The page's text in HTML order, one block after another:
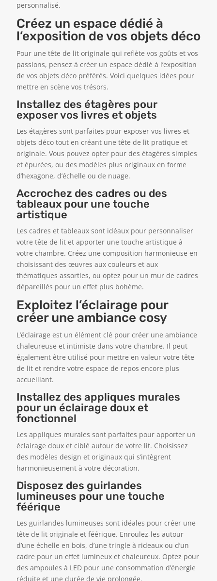
personnalisé.
Créez un espace dédié à
l’exposition de vos objets déco
Pour une tête de lit originale qui reflète vos goûts et vos
passions, pensez à créer un espace dédié à l’exposition
de vos objets déco préférés. Voici quelques idées pour
mettre en scène vos trésors.
Installez des étagères pour
exposer vos livres et objets
Les étagères sont parfaites pour exposer vos livres et
objets déco tout en créant une tête de lit pratique et
originale. Vous pouvez opter pour des étagères simples
et épurées, ou des modèles plus originaux en forme
d’hexagone, d’échelle ou de nuage.
Accrochez des cadres ou des
tableaux pour une touche
artistique
Les cadres et tableaux sont idéaux pour personnaliser
votre tête de lit et apporter une touche artistique à
votre chambre. Créez une composition harmonieuse en
choisissant des œuvres aux couleurs et aux
thématiques assorties, ou optez pour un mur de cadres
dépareillés pour un effet plus bohème.
Exploitez l’éclairage pour
créer une ambiance cosy
L’éclairage est un élément clé pour créer une ambiance
chaleureuse et intimiste dans votre chambre. Il peut
également être utilisé pour mettre en valeur votre tête
de lit et rendre votre espace de repos encore plus
accueillant.
Installez des appliques murales
pour un éclairage doux et
fonctionnel
Les appliques murales sont parfaites pour apporter un
éclairage doux et ciblé autour de votre lit. Choisissez
des modèles design et originaux qui s’intègrent
harmonieusement à votre décoration.
Disposez des guirlandes
lumineuses pour une touche
féérique
Les guirlandes lumineuses sont idéales pour créer une
tête de lit originale et féérique. Enroulez-les autour
d’une échelle en bois, d’une tringle à rideaux ou d’un
cadre pour un effet lumineux et chaleureux. Optez pour
des ampoules à LED pour une consommation d’énergie
réduite et une durée de vie prolongée.